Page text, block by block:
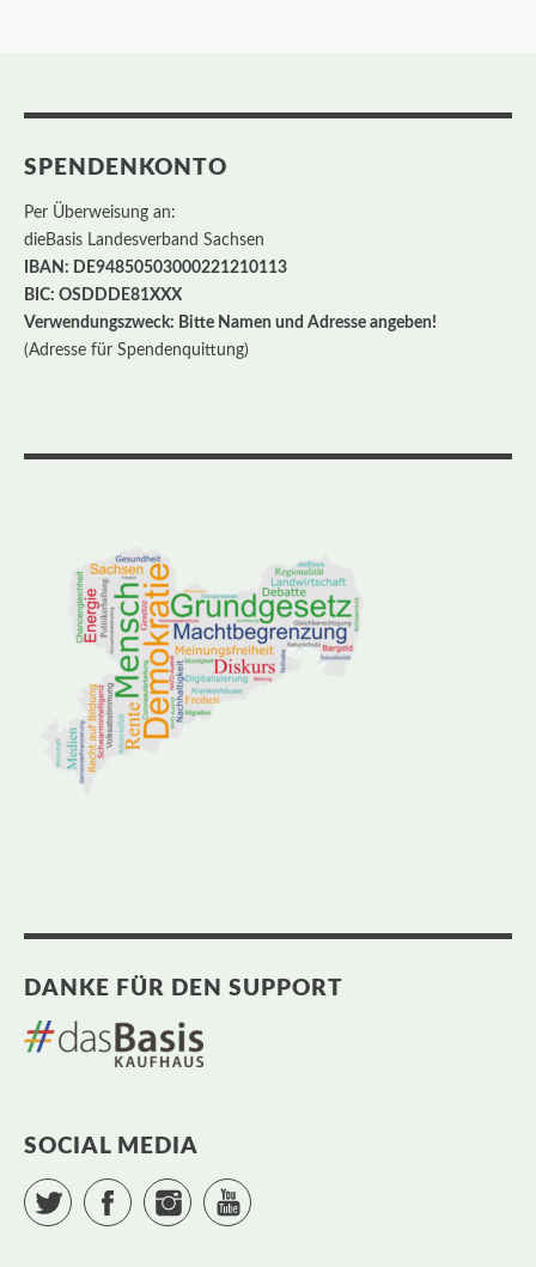
SPENDENKONTO
Per Überweisung an:
dieBasis Landesverband Sachsen
IBAN: DE94850503000221210113
BIC: OSDDDE81XXX
Verwendungszweck: Bitte Namen und Adresse angeben!
(Adresse für Spendenquittung)
DANKE FÜR DEN SUPPORT
SOCIAL MEDIA
Twitter Facebook Instagram